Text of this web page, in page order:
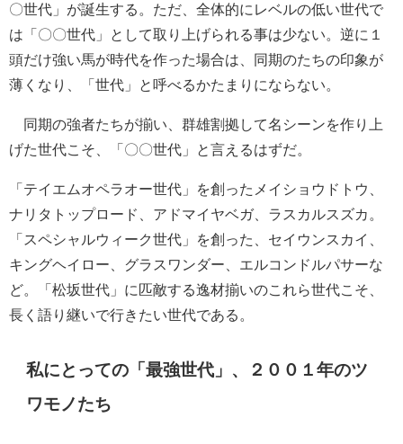
〇世代」が誕生する。ただ、全体的にレベルの低い世代で
は「〇〇世代」として取り上げられる事は少ない。逆に１
頭だけ強い馬が時代を作った場合は、同期のたちの印象が
薄くなり、「世代」と呼べるかたまりにならない。
同期の強者たちが揃い、群雄割拠して名シーンを作り上
げた世代こそ、「〇〇世代」と言えるはずだ。
「テイエムオペラオー世代」を創ったメイショウドトウ、
ナリタトップロード、アドマイヤベガ、ラスカルスズカ。
「スペシャルウィーク世代」を創った、セイウンスカイ、
キングヘイロー、グラスワンダー、エルコンドルパサーな
ど。「松坂世代」に匹敵する逸材揃いのこれら世代こそ、
長く語り継いで行きたい世代である。
私にとっての「最強世代」、２００１年のツ
ワモノたち